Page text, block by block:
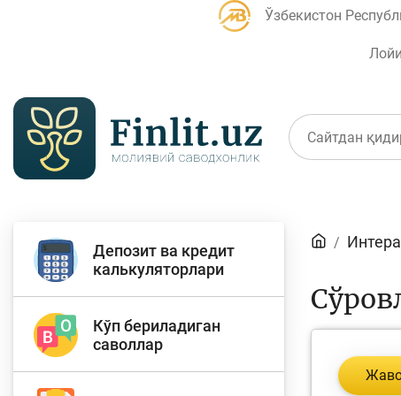
Ўзбекистон
Банк агентлари учун Пул
Депозит (омонатлар)
Депозит ва кредит
калькуляторлари
Кўп бериладиган
саволлар